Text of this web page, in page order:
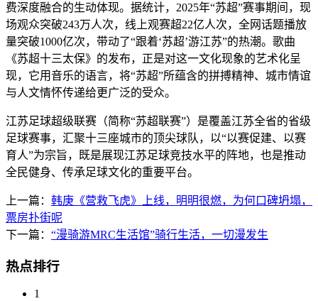
费深度融合的生动体现。据统计，2025年“苏超”赛事期间，现
场观众突破243万人次，线上观赛超22亿人次，全网话题播放
量突破1000亿次，带动了“跟着‘苏超’游江苏”的热潮。歌曲
《苏超十三太保》的发布，正是对这一文化现象的艺术化呈
现，它用音乐的语言，将“苏超”所蕴含的拼搏精神、城市情谊
与人文情怀传递给更广泛的受众。
江苏足球超级联赛（简称“苏超联赛”）是覆盖江苏全省的省级
足球赛事，汇聚十三座城市的顶尖球队，以“以赛促建、以赛
育人”为宗旨，既是展现江苏足球竞技水平的阵地，也是推动
全民健身、传承足球文化的重要平台。
上一篇： 韩庚《营救飞虎》上线，明明很燃，为何口碑坍塌，
票房扑街呢
下一篇： “漫骑游MRC生活馆”骑行生活，一切漫发生
热点排行
1